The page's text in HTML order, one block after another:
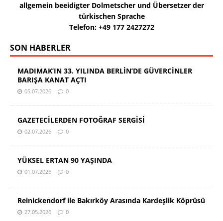
allgemein beeidigter Dolmetscher und Übersetzer der
türkischen Sprache
Telefon: +49 177 2427272
SON HABERLER
MADIMAK’IN 33. YILINDA BERLİN’DE GÜVERCİNLER
BARIŞA KANAT AÇTI
05.07.2026 0
GAZETECİLERDEN FOTOĞRAF SERGİSİ
02.07.2026 0
YÜKSEL ERTAN 90 YAŞINDA
01.07.2026 0
Reinickendorf ile Bakırköy Arasında Kardeşlik Köprüsü
27.05.2026 0